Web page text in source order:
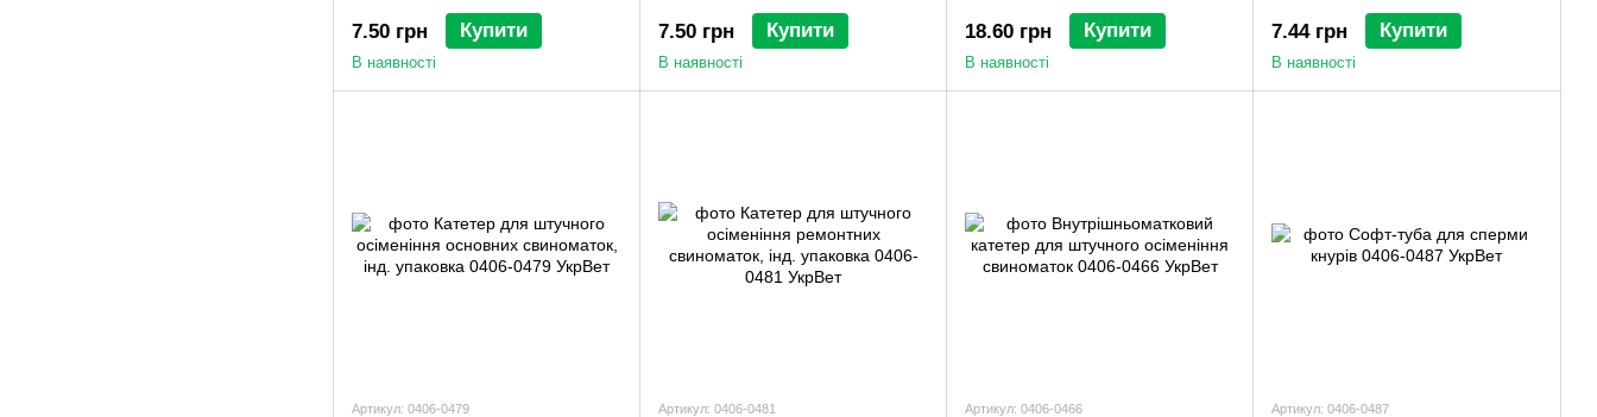
7.50 грн Купити
В наявності
7.50 грн Купити
В наявності
18.60 грн Купити
В наявності
7.44 грн Купити
В наявності
Артикул: 0406-0479 Артикул: 0406-0481 Артикул: 0406-0466 Артикул: 0406-0487